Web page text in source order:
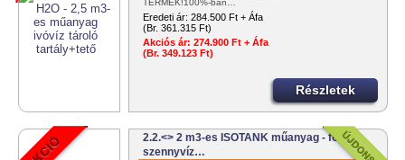
TERMÉK!100%-ban…
Eredeti ár: 284.500 Ft + Áfa
(Br. 361.315 Ft)
Akciós ár: 274.900 Ft + Áfa
(Br. 349.123 Ft)
Részletek
2.2.<> 2 m3-es ISOTANK műanyag - fekvő -
szennyvíz…